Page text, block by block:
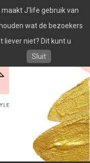
J'life gebruik van
wat de bezoekers
liever niet? Dit kunt u
Sluit